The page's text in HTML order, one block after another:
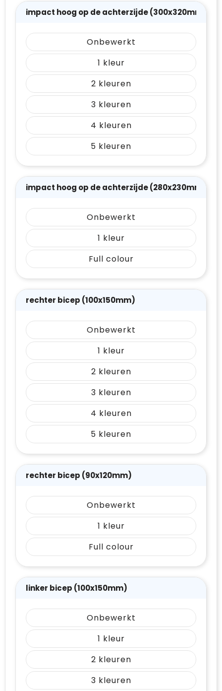
impact hoog op de achterzijde (300x320mm)
Onbewerkt
1
2
3
4
5
impact hoog op de achterzijde (280x230mm)
Onbewerkt
1
Full colour
rechter bicep (100x150mm)
Onbewerkt
1
2
3
4
5
rechter bicep (90x120mm)
Onbewerkt
1
Full colour
linker bicep (100x150mm)
Onbewerkt
1
2
3